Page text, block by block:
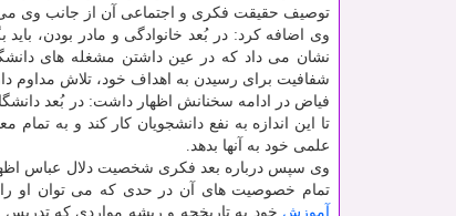
توصیف حقیقت فکری و اجتماعی آن از جانب وی
وی اضافه کرد: در بُعد خانوادگی و مادر بودن،
نشان می داد که در عین داشتن مشغله های
شفافیت برای رسیدن به اهداف خود، تلاش مداوم
فیاض در ادامه سخنانش اظهار داشت: در بُعد
تا این اندازه به نفع دانشجویان کار کند و به
علمی خود به آنها بدهد.
وی سپس درباره بعد فکری شخصیت دلال عباس
تمام خصوصیت های آن در حدی که می توان او
آموزش خود به تاریخچه و ریشه مواردی که تدریس